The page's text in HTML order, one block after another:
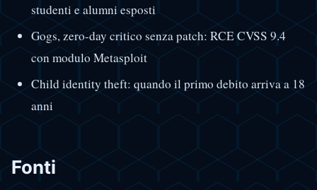
studenti e alumni esposti
Gogs, zero-day critico senza patch: RCE CVSS 9.4
con modulo Metasploit
Child identity theft: quando il primo debito arriva a 18
anni
Fonti